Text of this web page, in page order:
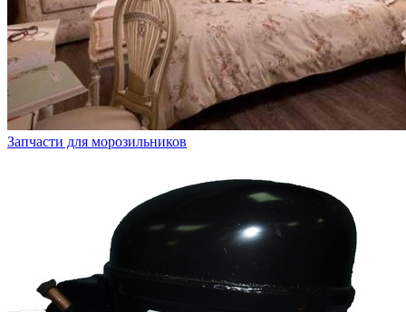
Запчасти для морозильников